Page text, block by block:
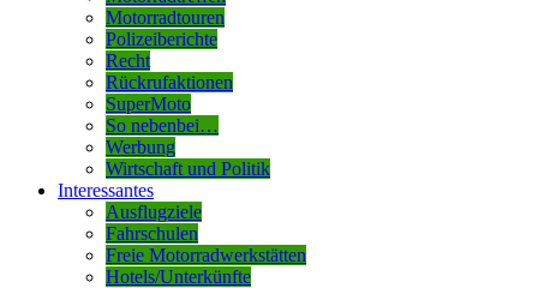
Motorradtouren
Polizeiberichte
Recht
Rückrufaktionen
SuperMoto
So nebenbei…
Werbung
Wirtschaft und Politik
Interessantes
Ausflugziele
Fahrschulen
Freie Motorradwerkstätten
Hotels/Unterkünfte